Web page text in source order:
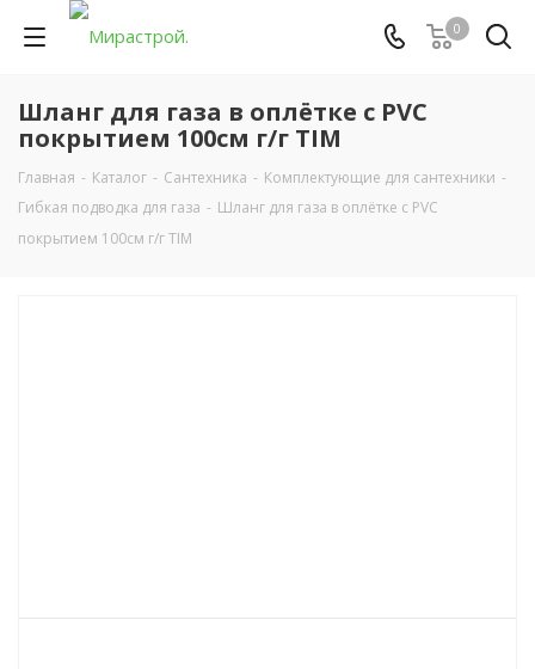
0
Шланг для газа в оплётке с PVC
покрытием 100см г/г TIM
Главная - Каталог - Сантехника - Комплектующие для сантехники -
Гибкая подводка для газа - Шланг для газа в оплётке с PVC
покрытием 100см г/г TIM